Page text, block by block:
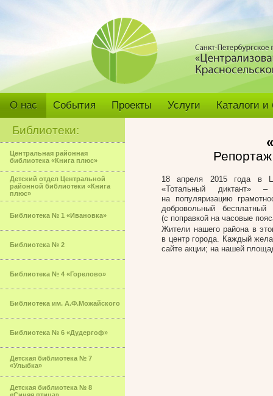
О нас События Проекты Услуги Каталоги
Библиотеки:
Центральная районная
библиотека «Книга плюс»
Детский отдел Центральной
районной библиотеки «Книга
плюс»
Библиотека № 1 «Ивановка»
Библиотека № 2
Библиотека № 4 «Горелово»
Библиотека им. А.Ф.Можайского
Библиотека № 6 «Дудергоф»
Детская библиотека № 7
«Улыбка»
Детская библиотека № 8
18 апреля 2015 года в
«Тотальный диктант» –
на популяризацию
добровольный
(с поправкой на часовые
Жители нашего района в
в центр города. Каждый
сайте акции; на нашей